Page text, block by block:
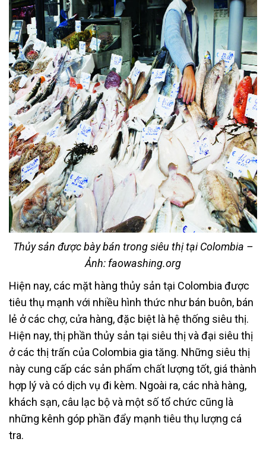
Thủy sản được bày bán trong siêu thị tại Colombia –
Ảnh: faowashing.org
Hiện nay, các mặt hàng thủy sản tại Colombia được
tiêu thụ mạnh với nhiều hình thức như bán buôn, bán
lẻ ở các chợ, cửa hàng, đặc biệt là hệ thống siêu thị.
Hiện nay, thị phần thủy sản tại siêu thị và đại siêu thị
ở các thị trấn của Colombia gia tăng. Những siêu thị
này cung cấp các sản phẩm chất lượng tốt, giá thành
hợp lý và có dịch vụ đi kèm. Ngoài ra, các nhà hàng,
khách sạn, câu lạc bộ và một số tổ chức cũng là
những kênh góp phần đẩy mạnh tiêu thụ lượng cá
tra.